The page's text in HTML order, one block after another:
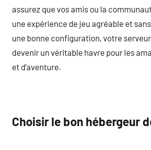
assurez que vos amis ou la
une expérience de jeu agréable et
une bonne configuration, votre
devenir un véritable havre pour les
et d’aventure.
Choisir le bon hébergeur